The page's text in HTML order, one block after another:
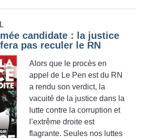
candidate : la justice
pas reculer le RN
Alors que le procès en
appel de Le Pen est du RN
a rendu son verdict, la
vacuité de la justice dans la
lutte contre la corruption et
l’extrême droite est
flagrante. Seules nos luttes